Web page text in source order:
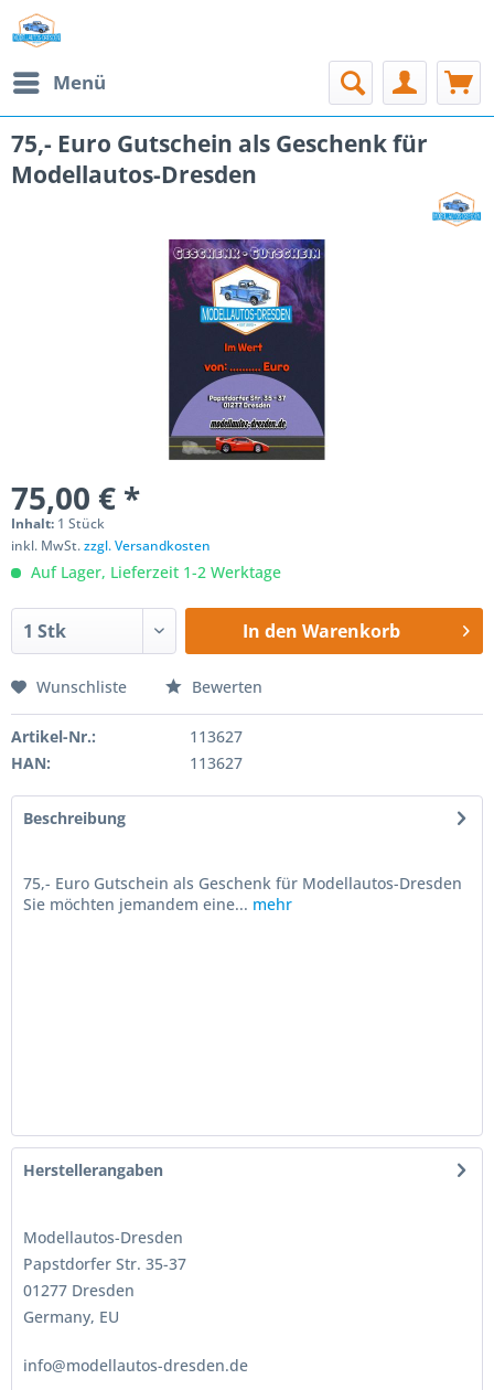
Menü
75,- Euro Gutschein als Geschenk für
Modellautos-Dresden
75,00 € *
Inhalt: 1 Stück
inkl. MwSt.zzgl. Versandkosten
Auf Lager, Lieferzeit 1-2 Werktage
In den Warenkorb
Wunschliste Bewerten
Artikel-Nr.:
113627
HAN:
113627
Beschreibung
75,- Euro Gutschein als Geschenk für Modellautos-Dresden
Sie möchten jemandem eine... mehr
Herstellerangaben
Modellautos-Dresden
Papstdorfer Str. 35-37
01277 Dresden
Germany, EU
info@modellautos-dresden.de